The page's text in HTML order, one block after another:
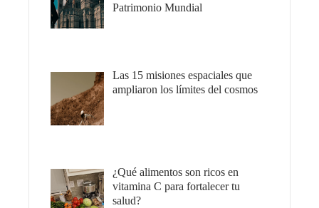
Patrimonio Mundial
Las 15 misiones espaciales que
ampliaron los límites del cosmos
¿Qué alimentos son ricos en
vitamina C para fortalecer tu
salud?